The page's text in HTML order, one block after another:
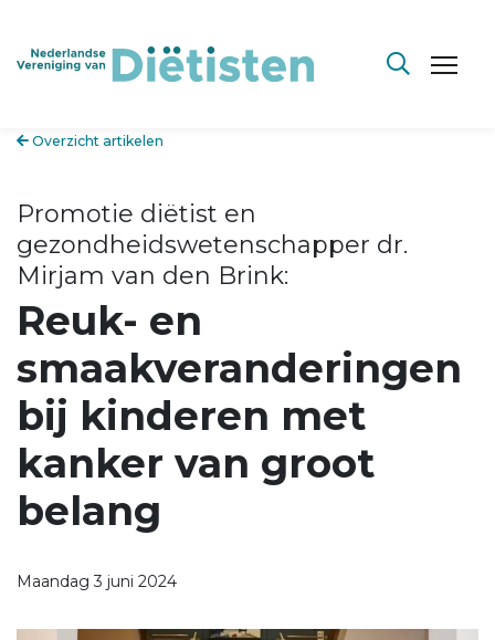
Overzicht artikelen
Promotie diëtist en
gezondheidswetenschapper dr.
Mirjam van den Brink:
Reuk- en
smaakveranderingen
bij kinderen met
kanker van groot
belang
Maandag 3 juni 2024